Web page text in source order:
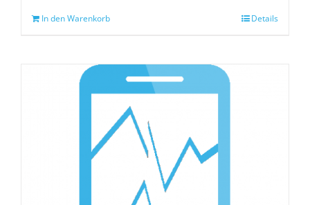
In den Warenkorb Details